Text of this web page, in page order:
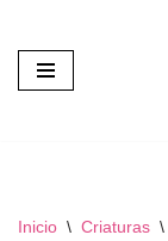
Saltar
al
Inicio \ Criaturas \